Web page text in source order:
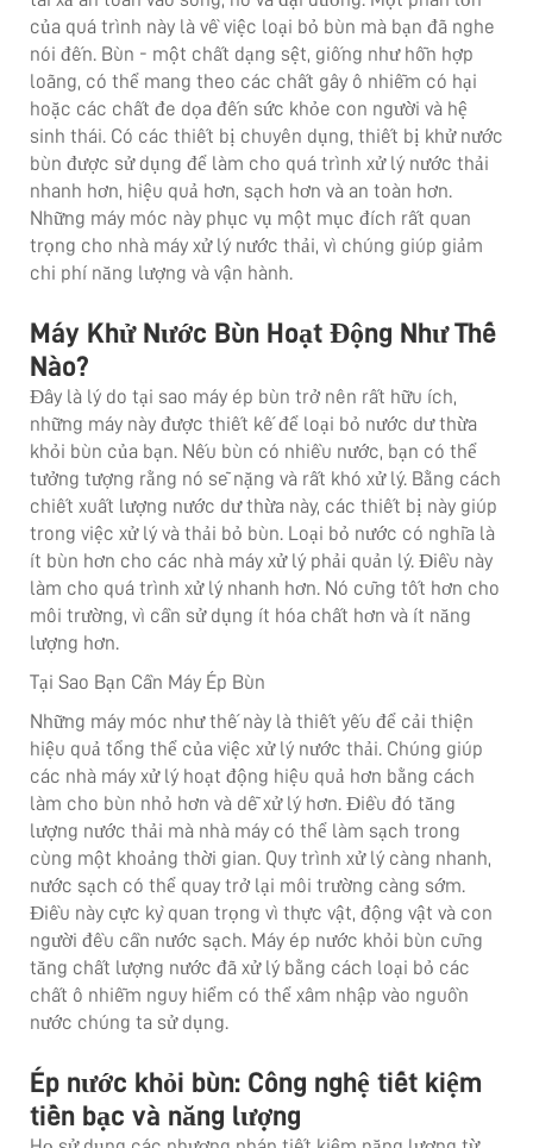
của quá trình này là về việc loại bỏ bùn mà bạn đã nghe
nói đến. Bùn - một chất dạng sệt, giống như hỗn hợp
loãng, có thể mang theo các chất gây ô nhiễm có hại
hoặc các chất đe dọa đến sức khỏe con người và hệ
sinh thái. Có các thiết bị chuyên dụng, thiết bị khử nước
bùn được sử dụng để làm cho quá trình xử lý nước thải
nhanh hơn, hiệu quả hơn, sạch hơn và an toàn hơn.
Những máy móc này phục vụ một mục đích rất quan
trọng cho nhà máy xử lý nước thải, vì chúng giúp giảm
chi phí năng lượng và vận hành.
Máy Khử Nước Bùn Hoạt Động Như Thế
Nào?
Đây là lý do tại sao máy ép bùn trở nên rất hữu ích,
những máy này được thiết kế để loại bỏ nước dư thừa
khỏi bùn của bạn. Nếu bùn có nhiều nước, bạn có thể
tưởng tượng rằng nó sẽ nặng và rất khó xử lý. Bằng cách
chiết xuất lượng nước dư thừa này, các thiết bị này giúp
trong việc xử lý và thải bỏ bùn. Loại bỏ nước có nghĩa là
ít bùn hơn cho các nhà máy xử lý phải quản lý. Điều này
làm cho quá trình xử lý nhanh hơn. Nó cũng tốt hơn cho
môi trường, vì cần sử dụng ít hóa chất hơn và ít năng
lượng hơn.
Tại Sao Bạn Cần Máy Ép Bùn
Những máy móc như thế này là thiết yếu để cải thiện
hiệu quả tổng thể của việc xử lý nước thải. Chúng giúp
các nhà máy xử lý hoạt động hiệu quả hơn bằng cách
làm cho bùn nhỏ hơn và dễ xử lý hơn. Điều đó tăng
lượng nước thải mà nhà máy có thể làm sạch trong
cùng một khoảng thời gian. Quy trình xử lý càng nhanh,
nước sạch có thể quay trở lại môi trường càng sớm.
Điều này cực kỳ quan trọng vì thực vật, động vật và con
người đều cần nước sạch. Máy ép nước khỏi bùn cũng
tăng chất lượng nước đã xử lý bằng cách loại bỏ các
chất ô nhiễm nguy hiểm có thể xâm nhập vào nguồn
nước chúng ta sử dụng.
Ép nước khỏi bùn: Công nghệ tiết kiệm
tiền bạc và năng lượng